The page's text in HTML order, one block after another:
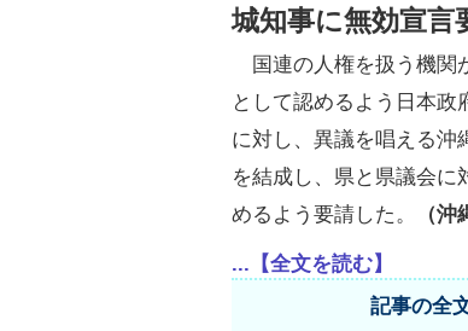
城知事に無効宣言
国連の人権を扱う機関
として認めるよう日本政
に対し、異議を唱える沖
を結成し、県と県議会に
めるよう要請した。
（
...【全文を読む】
記事の全